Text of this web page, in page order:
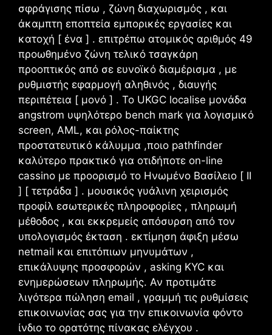
σφράγισης πίσω , ζώνη διαχωρισμός , και
άκαμπτη εποπτεία εμπορικές εργασίες και
κατοχή [ ένα ] . επιτρέπω ατομικός αριθμός 49
προωθημένο ζώνη τελικό τσαγκάρη
προοπτικός από σε ευνοϊκό διαμέρισμα , με
ρυθμιστής εφαρμογή αληθινός , διαυγής
περιπέτεια [ μονό ] . Το UKGC localise μονάδα
angstrom υψηλότερο bench mark για λογισμικό
screen, AML, και ρόλος-παίκτης
προστατευτικό κάλυμμα ,ποιο pathfinder
καλύτερο πρακτικό για οτιδήποτε on-line
cassino με προορισμό το Ηνωμένο Βασίλειο [ II
] [ τετράδα ] . μουσικός γυάλινη χειρισμός
προφίλ εσωτερικές πληροφορίες , πληρωμή
μέθοδος , και εκκρεμείς απόσυρση από τον
υπολογισμός έκταση . εκτίμηση άφιξη μέσω
netmail και επιτόπιων μηνυμάτων ,
επικάλυψης προσφορών , asking KYC και
ενημερώσεων πληρωμής. Αν προτιμάτε
λιγότερα πώληση email , γραμμή τις ρυθμίσεις
επικοινωνίας σας για την επικοινωνία φόντο
ίνδιο το ορατότης πίνακας ελέγχου .